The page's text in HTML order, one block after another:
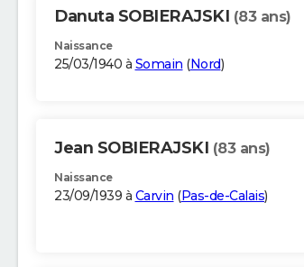
Danuta SOBIERAJSKI (83 ans)
Naissance
25/03/1940 à Somain (Nord)
Jean SOBIERAJSKI (83 ans)
Naissance
23/09/1939 à Carvin (Pas-de-Calais)